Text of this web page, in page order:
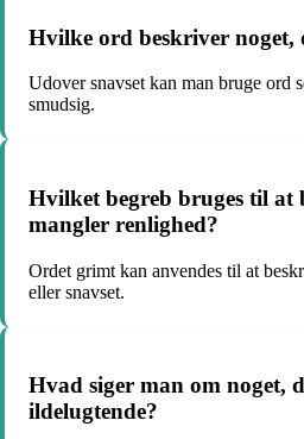
Hvilke ord beskriver noget,
Udover snavset kan man bruge ord
smudsig.
Hvilket begreb bruges til at
mangler renlighed?
Ordet grimt kan anvendes til at
eller snavset.
Hvad siger man om noget,
ildelugtende?